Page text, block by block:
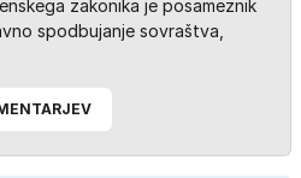
zakonika je posameznik
spodbujanje sovraštva,